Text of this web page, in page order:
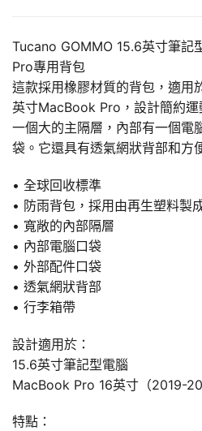
Tucano GOMMO 15.6英寸筆記
Pro專用背包
這款採用橡膠材質的背包，適用
英寸MacBook Pro，設計簡約
一個大的主隔層，內部有一個電
袋。它還具有透氣網狀背部和方
• 全球回收標準
• 防雨背包，採用由再生塑料製
• 寬敞的內部隔層
• 內部電腦口袋
• 外部配件口袋
• 透氣網狀背部
• 行李箱帶
設計適用於：
15.6英寸筆記型電腦
MacBook Pro 16英寸（2019-
特點：